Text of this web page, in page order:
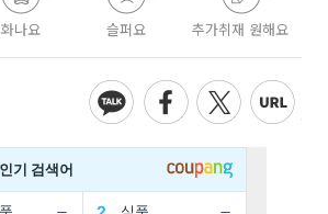
화나요 슬퍼요 추가취재 원해요